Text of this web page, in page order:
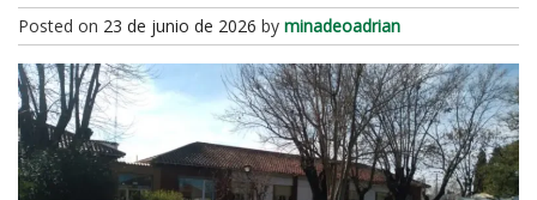
Posted on 23 de junio de 2026 by minadeoadrian